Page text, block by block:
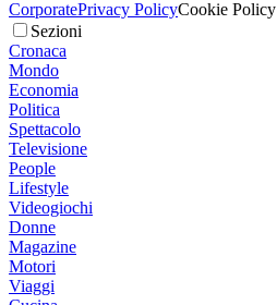
CorporatePrivacy PolicyCookie Policy
Sezioni
Cronaca
Mondo
Economia
Politica
Spettacolo
Televisione
People
Lifestyle
Videogiochi
Donne
Magazine
Motori
Viaggi